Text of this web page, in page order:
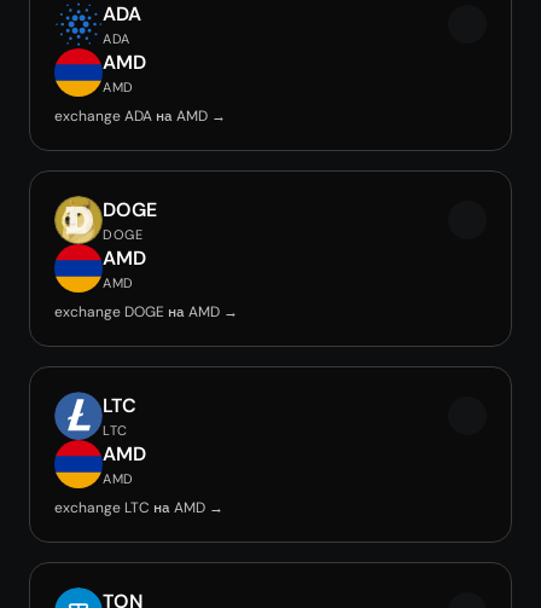
ADA
ADA
AMD
AMD
exchange ADA на AMD →
DOGE
DOGE
AMD
AMD
exchange DOGE на AMD →
LTC
LTC
AMD
AMD
exchange LTC на AMD →
TON